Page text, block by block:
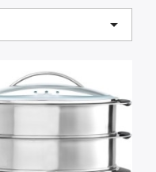
